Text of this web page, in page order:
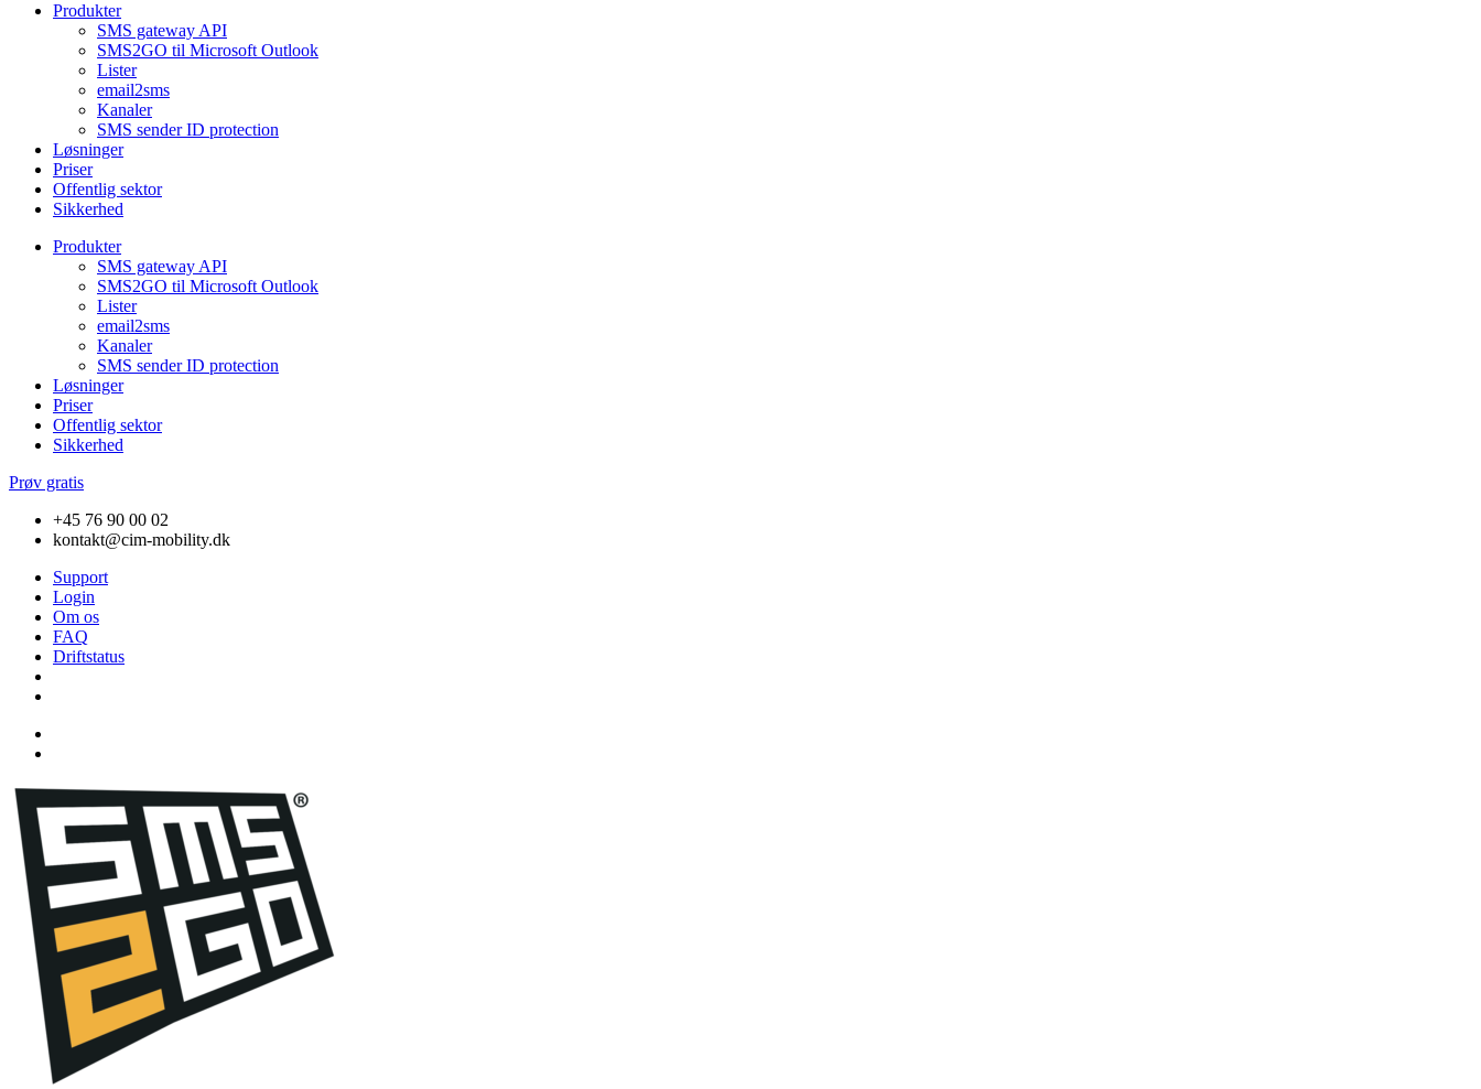
Produkter
SMS gateway API
SMS2GO til Microsoft Outlook
Lister
email2sms
Kanaler
SMS sender ID protection
Løsninger
Priser
Offentlig sektor
Sikkerhed
Produkter
SMS gateway API
SMS2GO til Microsoft Outlook
Lister
email2sms
Kanaler
SMS sender ID protection
Løsninger
Priser
Offentlig sektor
Sikkerhed
Prøv gratis
+45 76 90 00 02
kontakt@cim-mobility.dk
Support
Login
Om os
FAQ
Driftstatus